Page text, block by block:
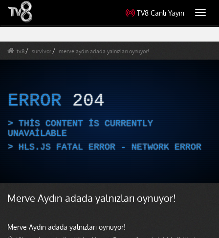
TV8 Canlı Yayın
tv8 survivor merve aydın adada yalnızları oynuyor!
ERROR 204
THIS CONTENT IS CURRENTLY
UNAVAILABLE
HLS.JS FATAL ERROR - NETWORK ERROR
Merve Aydın adada yalnızları oynuyor!
Merve Aydın adada yalnızları oynuyor!